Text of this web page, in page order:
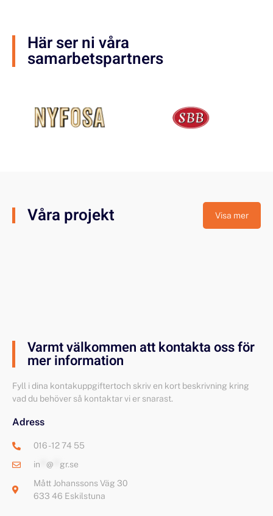
Här ser ni våra
samarbetspartners
Våra projekt Visa mer
Varmt välkommen att kontakta oss för
mer information
Fyll i dina kontakuppgiftertoch skriv en kort beskrivning kring
vad du behöver så kontaktar vi er snarast.
Adress
016 - 12 74 55
in
@
gr.se
Mått Johanssons Väg 30
633 46 Eskilstuna